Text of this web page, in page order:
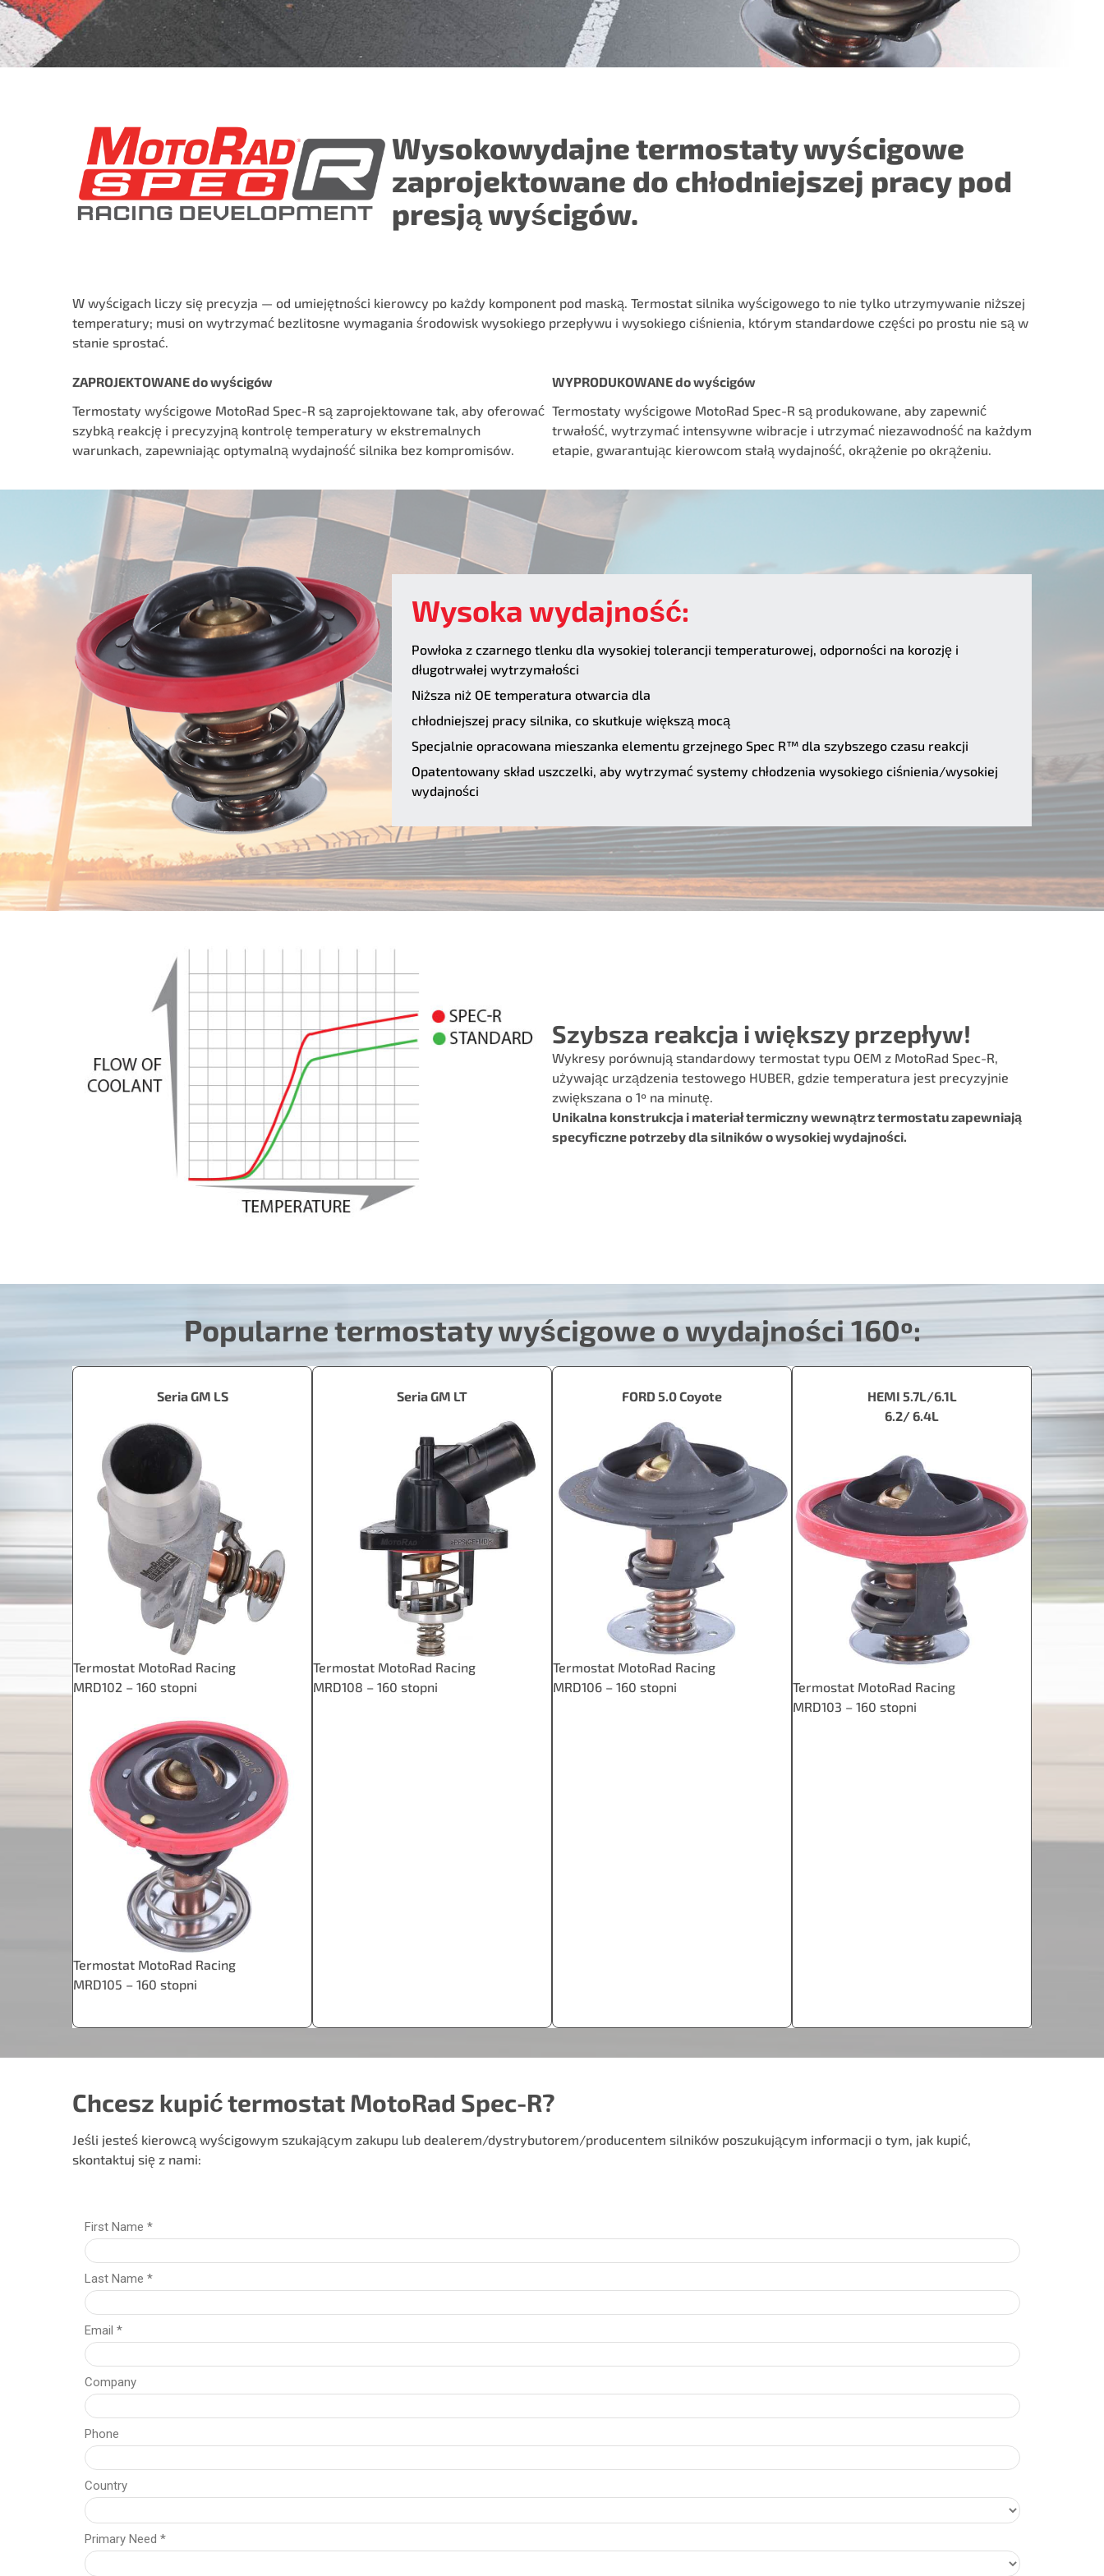
Wysokowydajne termostaty wyścigowe
zaprojektowane do chłodniejszej pracy pod
presją wyścigów.
W wyścigach liczy się precyzja — od umiejętności kierowcy po każdy komponent pod maską. Termostat silnika wyścigowego to nie tylko utrzymywanie niższej
temperatury; musi on wytrzymać bezlitosne wymagania środowisk wysokiego przepływu i wysokiego ciśnienia, którym standardowe części po prostu nie są w
stanie sprostać.
ZAPROJEKTOWANE do wyścigów
Termostaty wyścigowe MotoRad Spec-R są zaprojektowane tak, aby oferować
szybką reakcję i precyzyjną kontrolę temperatury w ekstremalnych
warunkach, zapewniając optymalną wydajność silnika bez kompromisów.
WYPRODUKOWANE do wyścigów
Termostaty wyścigowe MotoRad Spec-R są produkowane, aby zapewnić
trwałość, wytrzymać intensywne wibracje i utrzymać niezawodność na każdym
etapie, gwarantując kierowcom stałą wydajność, okrążenie po okrążeniu.
Wysoka wydajność:
Powłoka z czarnego tlenku dla wysokiej tolerancji temperaturowej, odporności na korozję i
długotrwałej wytrzymałości
Niższa niż OE temperatura otwarcia dla
chłodniejszej pracy silnika, co skutkuje większą mocą
Specjalnie opracowana mieszanka elementu grzejnego Spec R™ dla szybszego czasu reakcji
Opatentowany skład uszczelki, aby wytrzymać systemy chłodzenia wysokiego ciśnienia/wysokiej
wydajności
Szybsza reakcja i większy przepływ!
Wykresy porównują standardowy termostat typu OEM z MotoRad Spec-R,
używając urządzenia testowego HUBER, gdzie temperatura jest precyzyjnie
zwiększana o 1º na minutę.
Unikalna konstrukcja i materiał termiczny wewnątrz termostatu zapewniają
specyficzne potrzeby dla silników o wysokiej wydajności.
Popularne termostaty wyścigowe o wydajności 160º:
Seria GM LS
Termostat MotoRad Racing
MRD102 – 160 stopni
Termostat MotoRad Racing
MRD105 – 160 stopni
Seria GM LT
Termostat MotoRad Racing
MRD108 – 160 stopni
FORD 5.0 Coyote
Termostat MotoRad Racing
MRD106 – 160 stopni
HEMI 5.7L/6.1L
6.2/ 6.4L
Termostat MotoRad Racing
MRD103 – 160 stopni
Chcesz kupić termostat MotoRad Spec-R?
Jeśli jesteś kierowcą wyścigowym szukającym zakupu lub dealerem/dystrybutorem/producentem silników poszukującym informacji o tym, jak kupić,
skontaktuj się z nami: